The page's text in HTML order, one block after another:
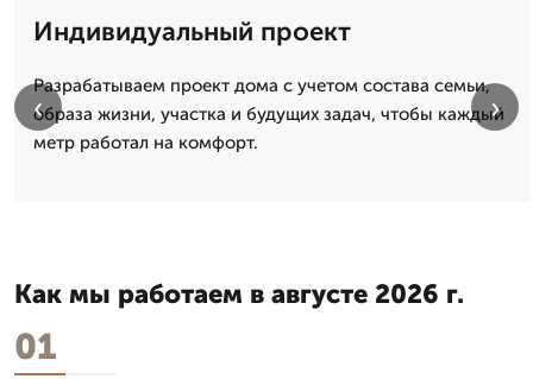
Индивидуальный проект
Разрабатываем проект дома с учетом состава семьи,
образа жизни, участка и будущих задач, чтобы каждый
метр работал на комфорт.
‹ ›
Как мы работаем в августе 2026 г.
01